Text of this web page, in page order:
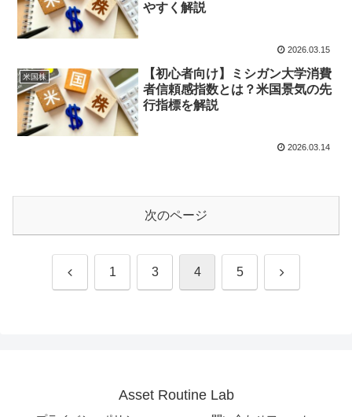
やすく解説
2026.03.15
米国株
【初心者向け】ミシガン大学消費
者信頼感指数とは？米国景気の先
行指標を解説
2026.03.14
次のページ
前 1 3 4 5 次
Asset Routine Lab